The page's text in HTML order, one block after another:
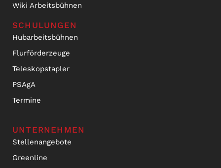
Wiki Arbeitsbühnen
SCHULUNGEN
Hubarbeitsbühnen
Flurförderzeuge
Teleskopstapler
PSAgA
Termine
UNTERNEHMEN
Stellenangebote
Greenline